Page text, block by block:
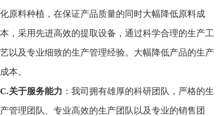
化原料种植，在保证产品质量的同时大幅降低原料成
本，采用 先进高效的提取设备， 通过科学合理的生产工
艺以及专业细致的生产管理经验。大幅 降低产品的生产
成本。
C.关于服务能力 ：我司拥有雄厚的科研团队，严格的生
产管理 团队、专业高效的生产团队以及专业的销售团